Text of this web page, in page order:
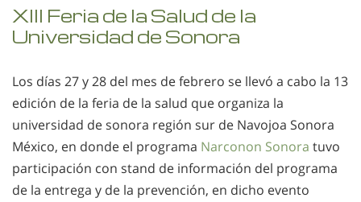
XIII Feria de la Salud de la
Universidad de Sonora
Los días 27 y 28 del mes de febrero se llevó a cabo la 13
edición de la feria de la salud que organiza la
universidad de sonora región sur de Navojoa Sonora
México, en donde el programa Narconon Sonora tuvo
participación con stand de información del programa
de la entrega y de la prevención, en dicho evento